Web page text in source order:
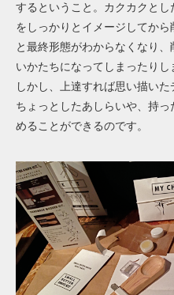
するということ。カクカクと
をしっかりとイメージしてか
と最終形態がわからなくなり
いかたちになってしまったりし
しかし、上達すれば思い描いた
ちょっとしたあしらいや、持
めることができるのです。